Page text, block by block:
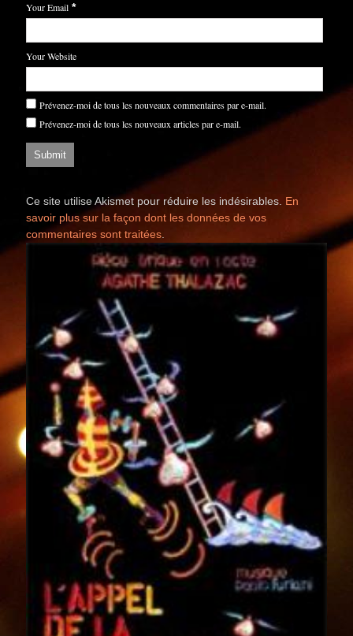
Your Email *
Your Website
Prévenez-moi de tous les nouveaux commentaires par e-mail.
Prévenez-moi de tous les nouveaux articles par e-mail.
Ce site utilise Akismet pour réduire les indésirables. En
savoir plus sur la façon dont les données de vos
commentaires sont traitées.